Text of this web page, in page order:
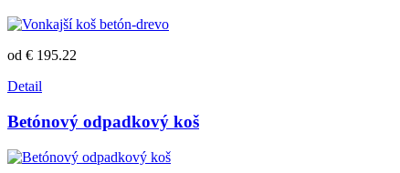
od € 195.22
Detail
Betónový odpadkový koš